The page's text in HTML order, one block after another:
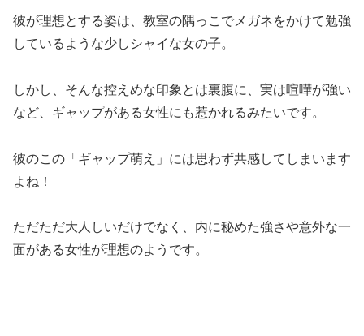
彼が理想とする姿は、教室の隅っこでメガネをかけて勉強
しているような少しシャイな女の子。
しかし、そんな控えめな印象とは裏腹に、実は喧嘩が強い
など、ギャップがある女性にも惹かれるみたいです。
彼のこの「ギャップ萌え」には思わず共感してしまいます
よね！
ただただ大人しいだけでなく、内に秘めた強さや意外な一
面がある女性が理想のようです。